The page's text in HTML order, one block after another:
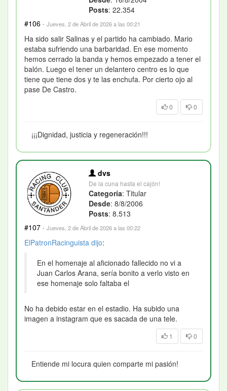
Posts: 22.354
#106 · Jueves, 2 de Abril de 2026 a las 00:21
Ha sido salir Salinas y el partido ha cambiado. Mario
estaba sufriendo una barbaridad. En ese momento
hemos cerrado la banda y hemos empezado a tener el
balón. Luego el tener un delantero centro es lo que
tiene que tiene dos y te las enchufa. Por cierto ojo al
pase De Castro.
0 0
¡¡¡Dignidad, justicia y regeneración!!!
dvs
De la cuna hasta el cajón!
Categoría: Titular
Desde: 8/8/2006
Posts: 8.513
#107 · Jueves, 2 de Abril de 2026 a las 00:22
ElPatronRacinguista dijo:
En el homenaje al aficionado fallecido no vi a
Juan Carlos Arana, sería bonito a verlo visto en
ese homenaje solo faltaba el
No ha debido estar en el estadio. Ha subido una
imagen a instagram que es sacada de una tele.
1 0
Entiende mi locura quien comparte mi pasión!